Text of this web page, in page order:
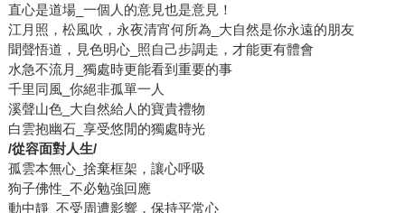
直心是道場_一個人的意見也是意見！
江月照，松風吹，永夜清宵何所為_大自然是你永遠的朋友
聞聲悟道，見色明心_照自己步調走，才能更有體會
水急不流月_獨處時更能看到重要的事
千里同風_你絕非孤單一人
溪聲山色_大自然給人的寶貴禮物
白雲抱幽石_享受悠閒的獨處時光
/從容面對人生/
孤雲本無心_捨棄框架，讓心呼吸
狗子佛性_不必勉強回應
動中靜_不受周遭影響，保持平常心